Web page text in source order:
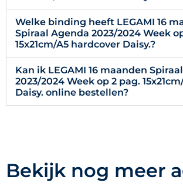
Welke binding heeft LEGAMI 16
Spiraal Agenda 2023/2024 Week
15x21cm/A5 hardcover Daisy.?
Kan ik LEGAMI 16 maanden
2023/2024 Week op 2 pag.
Daisy. online bestellen?
Bekijk nog meer